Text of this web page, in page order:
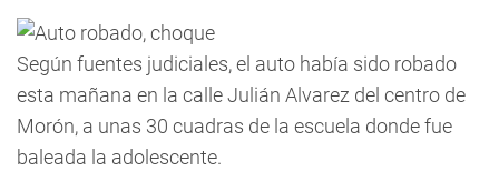
Según fuentes judiciales, el auto había sido robado
esta mañana en la calle Julián Alvarez del centro de
Morón, a unas 30 cuadras de la escuela donde fue
baleada la adolescente.